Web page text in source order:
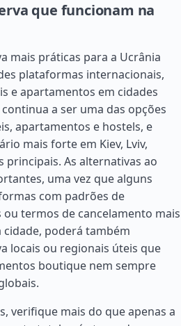
que funcionam na
mais práticas para a Ucrânia
plataformas internacionais,
e apartamentos em cidades
a ser uma das opções
apartamentos e hostels, e
mais forte em Kiev, Lviv,
principais. As alternativas ao
uma vez que alguns
com padrões de
termos de cancelamento mais
poderá também
locais ou regionais úteis que
boutique nem sempre
verifique mais do que apenas a